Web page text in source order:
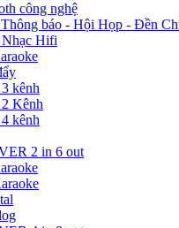
công nghệ
báo - Hội Họp - Đền
Hifi
kênh
Kênh
kênh
2 in 6 out